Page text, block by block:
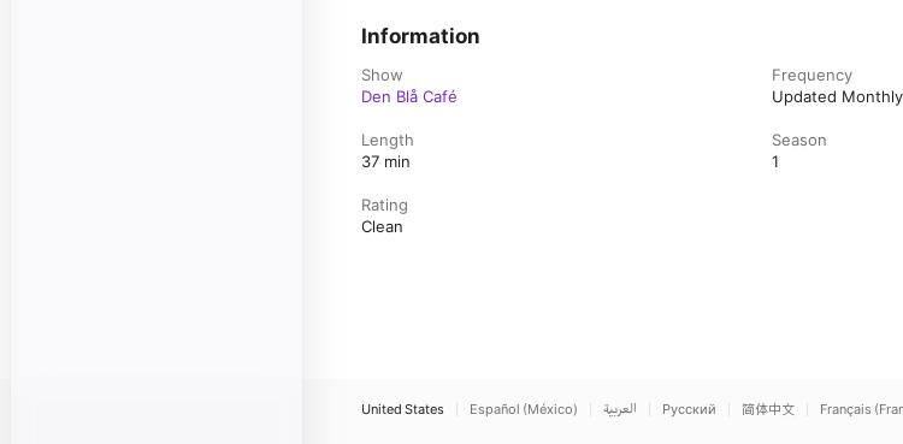
Information
Show
Den Blå Café
Frequency
Updated Monthly
Length
37 min
Season
1
Rating
Clean
United States Español (México) العربية Русский 简体中文 Français